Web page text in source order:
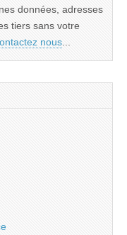
données, adresses
tiers sans votre
nous...